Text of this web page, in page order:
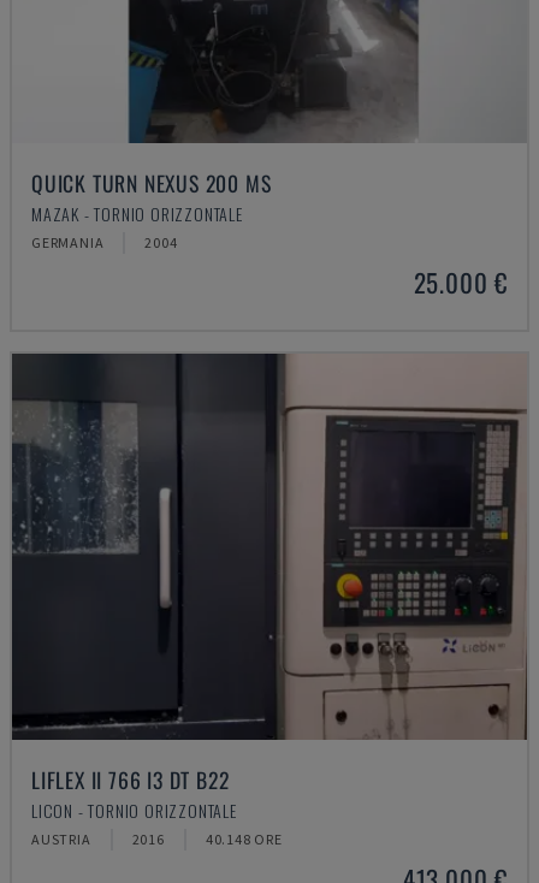
QUICK TURN NEXUS 200 MS
MAZAK - TORNIO ORIZZONTALE
GERMANIA 2004
25.000 €
LIFLEX II 766 I3 DT B22
LICON - TORNIO ORIZZONTALE
AUSTRIA 2016 40.148 ORE